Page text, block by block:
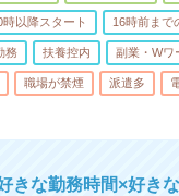
時以降スタート 16時前まで
務 扶養控内 副業・Wワ
職場が禁煙 派遣多
きな勤務時間×好き